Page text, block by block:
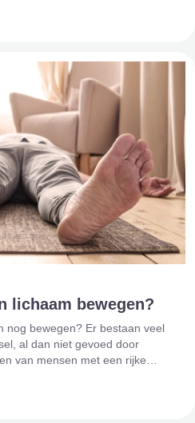
lichaam bewegen?
nog bewegen? Er bestaan veel
al dan niet gevoed door
van mensen met een rijke